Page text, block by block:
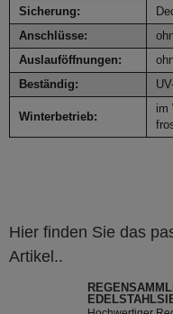
Sicherung:
Anschlüsse:
Auslauföffnungen:
Beständig:
Winterbetrieb:
im
Hier finden Sie das
Artikel..